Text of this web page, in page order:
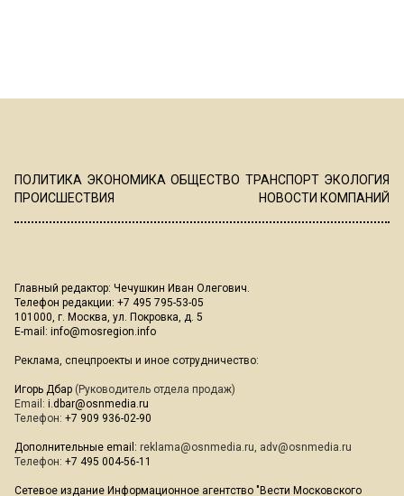
ПОЛИТИКА ЭКОНОМИКА ОБЩЕСТВО ТРАНСПОРТ ЭКОЛОГИЯ
ПРОИСШЕСТВИЯ
НОВОСТИ КОМПАНИЙ
Главный редактор: Чечушкин Иван Олегович.
Телефон редакции: +7 495 795-53-05
101000, г. Москва, ул. Покровка, д. 5
E-mail: info@mosregion.info
Реклама, спецпроекты и иное сотрудничество:
Игорь Дбар (Руководитель отдела продаж)
Email: i.dbar@osnmedia.ru
Телефон: +7 909 936-02-90
Дополнительные email: reklama@osnmedia.ru, adv@osnmedia.ru
Телефон: +7 495 004-56-11
Сетевое издание Информационное агентство "Вести Московского